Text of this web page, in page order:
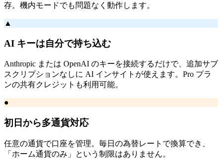
存。機内モードでも問題なく動作します。
▲
AI キーは自分で持ち込む
Anthropic または OpenAI のキーを接続するだけで、追加サブ
スクリプションなしに AI インサイトが使えます。Pro プラ
ンの共有クレジットも利用可能。
●
初日から多通貨対応
任意の通貨で口座を管理。毎日の為替レートで換算でき、
「ホーム通貨のみ」という制限はありません。